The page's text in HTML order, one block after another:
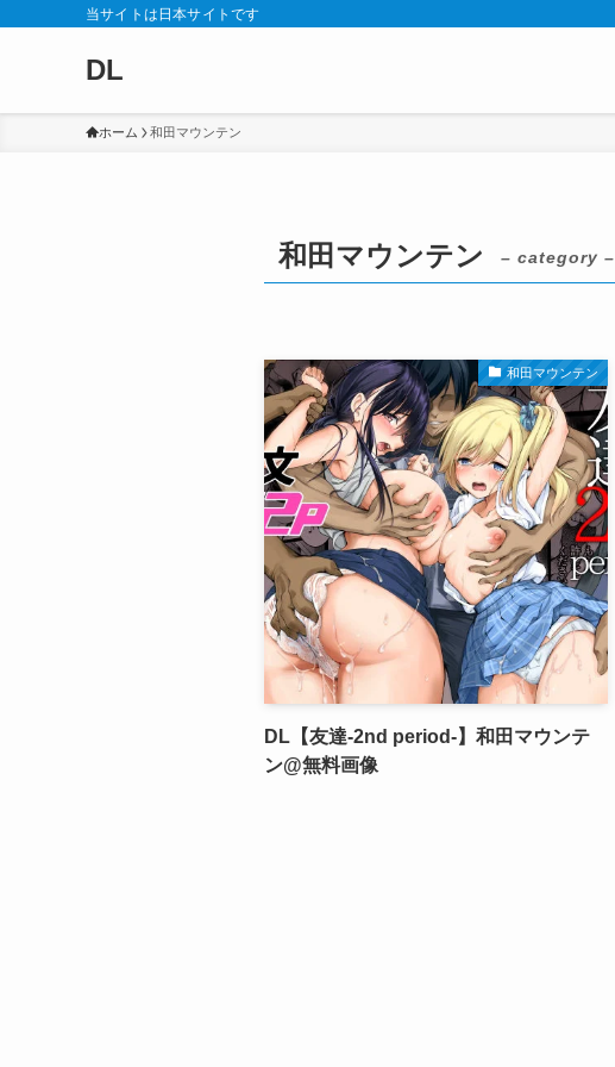
当サイトは日本サイトです
DL
ホーム 和田マウンテン
和田マウンテン – category –
和田マウンテン
DL【友達-2nd period-】和田マウンテ
ン@無料画像